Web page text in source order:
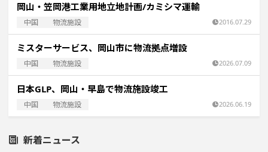
岡山・笠岡港工業用地立地計画/カミシマ運輸
中国 物流施設 2016.07.29
ミスターサービス、岡山市に物流拠点増設
中国 物流施設 2026.07.09
日本GLP、岡山・早島で物流施設竣工
中国 物流施設 2026.06.19
新着ニュース